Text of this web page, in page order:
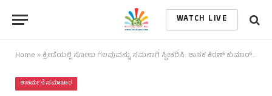
WATCH LIVE
Home »ಕ್ರೀಡೆಯಲ್ಲಿ ಸೋಲು ಗೆಲವುವನ್ನು ಸಮನಾಗಿ ಸ್ವೀಕರಿಸಿ: ಶಾಸಕ ಕಿರಣ್ ಕುಮಾರ್ ಕೊಡ್ಗಿ
ಊರ್ಮನೆ ಸಮಾಚಾರ